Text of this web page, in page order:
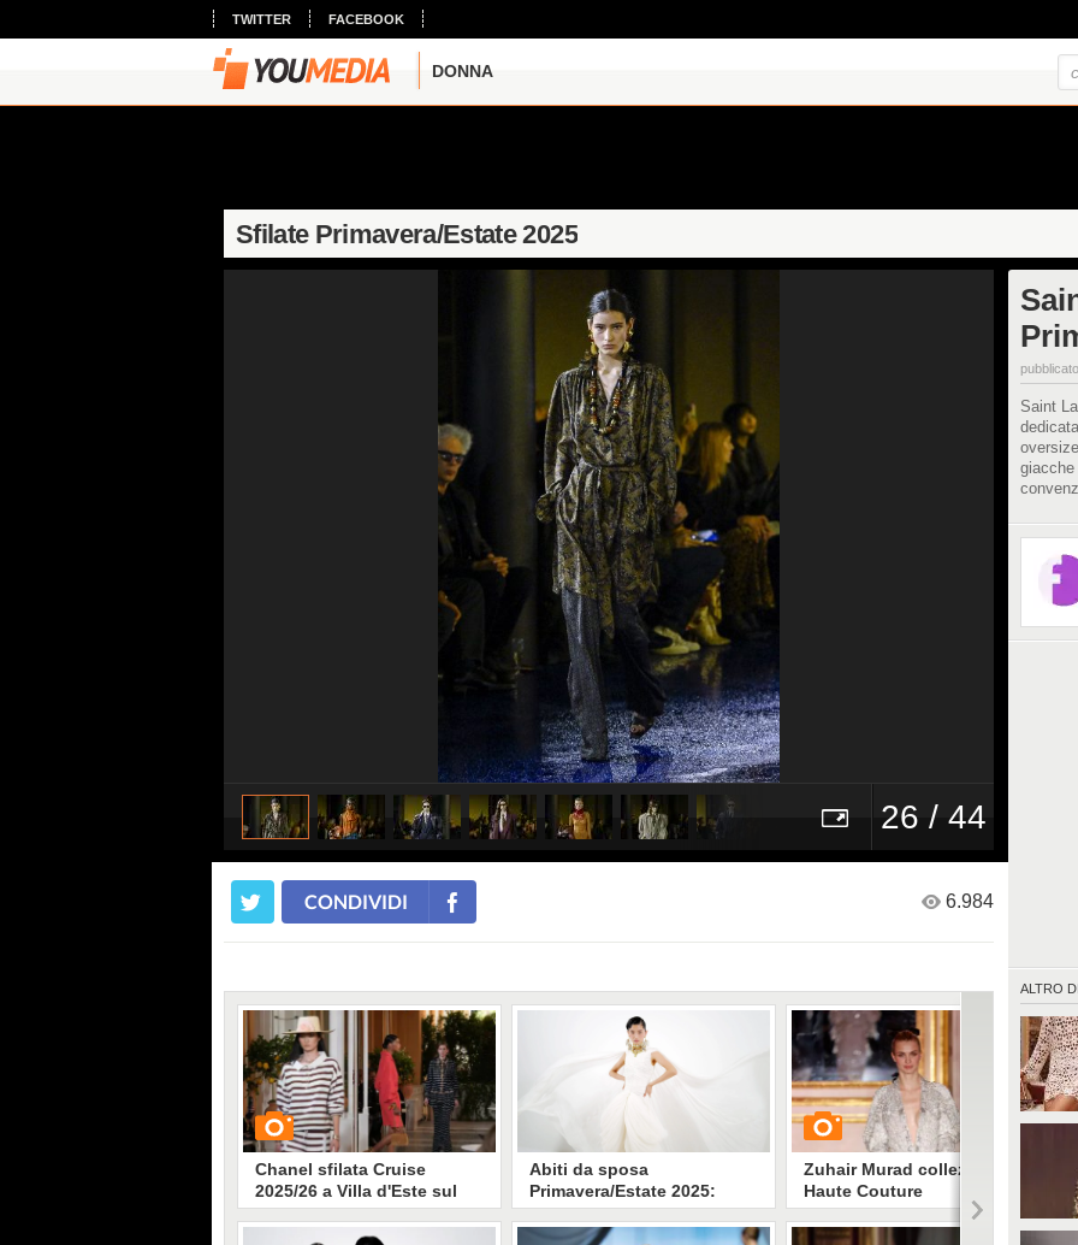
TWITTER FACEBOOK
DONNA
Sfilate Primavera/Estate 2025
26 / 44
Saint
ALTRO DI
CONDIVIDI 6.984
Chanel sfilata Cruise
2025/26 a Villa d'Este sul
lago di Como
Abiti da sposa
Primavera/Estate 2025:
ispirazioni e tendenze dalle
sfilate Haute Couture di
Zuhair Murad collezione
Haute Couture
Primavera/Estate 2025